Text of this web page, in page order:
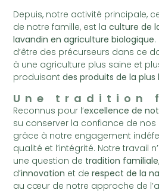
Depuis, notre activité principale,
de notre famille, est laculture de
lavandin en agriculture biologique
d’être des précurseurs dans ce
à une agriculture plus saine et
produisantdes produits de la
Une tradition
Reconnus pour l’excellence de
su conserver la confiance de
grâce à notre engagement
qualité et l’intégrité. Notre travail
une question de tradition familiale
d’innovation et derespect de la
au cœur de notre approche de